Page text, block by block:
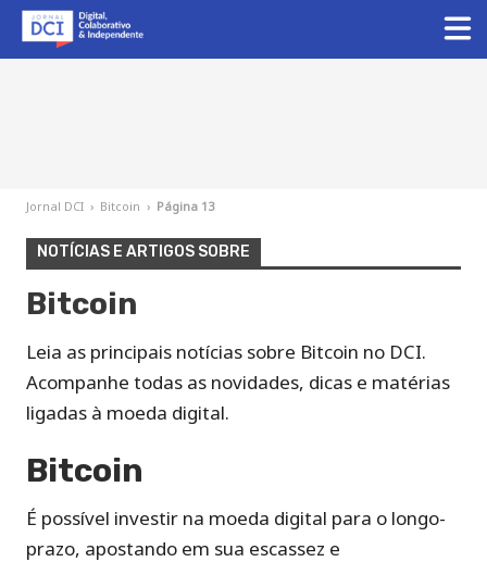
Jornal DCI › Bitcoin › Página 13
NOTÍCIAS E ARTIGOS SOBRE
Bitcoin
Leia as principais notícias sobre Bitcoin no DCI.
Acompanhe todas as novidades, dicas e matérias
ligadas à moeda digital.
Bitcoin
É possível investir na moeda digital para o longo-
prazo, apostando em sua escassez e